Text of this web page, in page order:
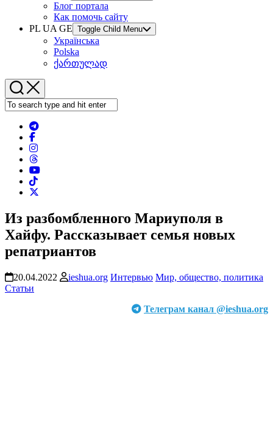
Блог портала
Как помочь сайту
PL UA GE Toggle Child Menu
Українська
Polska
ქართულად
Из разбомбленного Мариуполя в
Хайфу. Рассказывает семья новых
репатриантов
20.04.2022 ieshua.org Интервью Мир, общество, политика
Статьи
Телеграм канал @ieshua.org